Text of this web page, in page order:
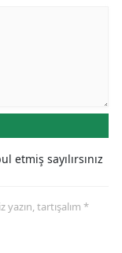
Kocaeli
Malatya
etmiş sayılırsınız
tartışalım *